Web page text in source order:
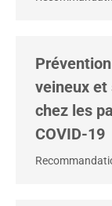
veineux et
chez les
COVID-19